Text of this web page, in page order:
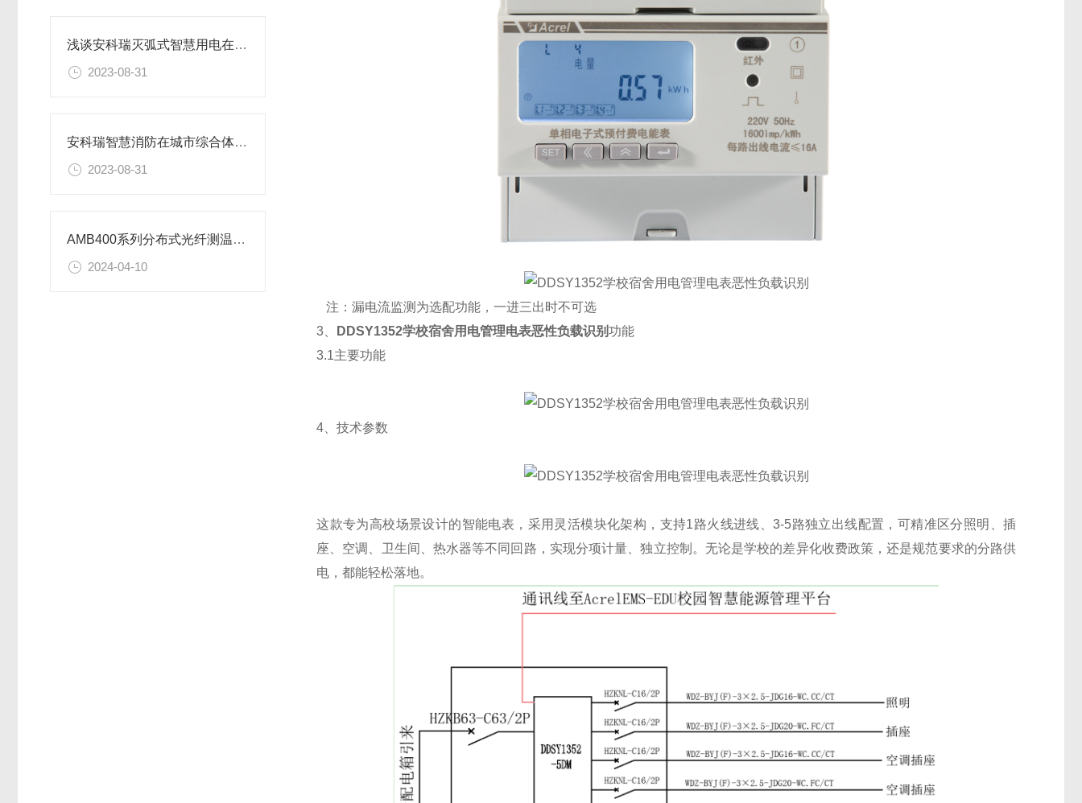
浅谈安科瑞灭弧式智慧用电在养老机构的应用
2023-08-31
安科瑞智慧消防在城市综合体应急安全中的应用
2023-08-31
AMB400系列分布式光纤测温方案 苏州某商业大厦项目案例分享
2024-04-10
注：漏电流监测为选配功能，一进三出时不可选
3、
DDSY1352学校宿舍用电管理电表恶性负载识别功能
3.1主要功能
4、技术参数
这款专为高校场景设计的智能电表，采用灵活模块化架构，支持1路火线进线、3-5路独立出线配置，可精准区分照明、插
座、空调、卫生间、热水器等不同回路，实现分项计量、独立控制。无论是学校的差异化收费政策，还是规范要求的分路供
电，都能轻松落地。